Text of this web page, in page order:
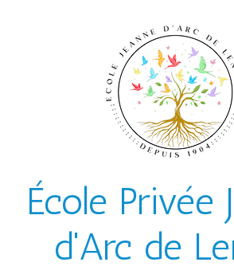
École Privée
d'Arc de